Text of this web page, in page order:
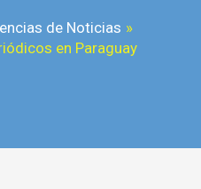
de Noticias
en Paraguay